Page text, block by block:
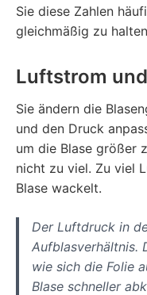
Sie diese Zahlen
gleichmäßig zu
Luftstrom
Sie ändern die
und den Druck
um die Blase größer
nicht zu viel. Zu viel
Blase wackelt.
Der Luftdruck in
Aufblasverhältnis.
wie sich die Folie
Blase schneller